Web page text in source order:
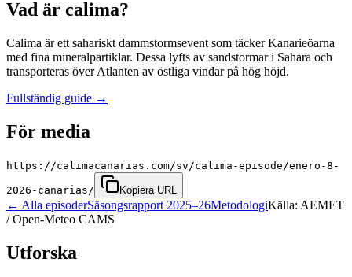
Vad är calima?
Calima är ett sahariskt dammstormsevent som täcker Kanarieöarna
med fina mineralpartiklar. Dessa lyfts av sandstormar i Sahara och
transporteras över Atlanten av östliga vindar på hög höjd.
Fullständig guide →
För media
https://calimacanarias.com/sv/calima-episode/enero-8-
2026-canarias/ Kopiera URL
← Alla episoderSäsongsrapport 2025–26MetodologiKälla: AEMET
/ Open-Meteo CAMS
Utforska